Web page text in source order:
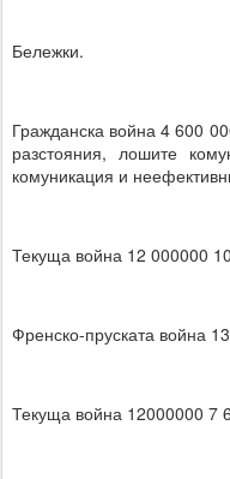
Бележки.
Гражданска война 4 600
разстояния, лошите
комуникация и
Текуща война 12 000000
Френско-пруската война
Текуща война 12000000 7